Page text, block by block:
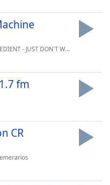
DON'T WANT TO BE LONELY 1974
fm
CR